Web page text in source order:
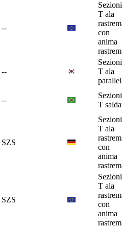
--
T ala
con
anima
--
T ala
--
T
SZS
T ala
con
anima
SZS
T ala
con
anima